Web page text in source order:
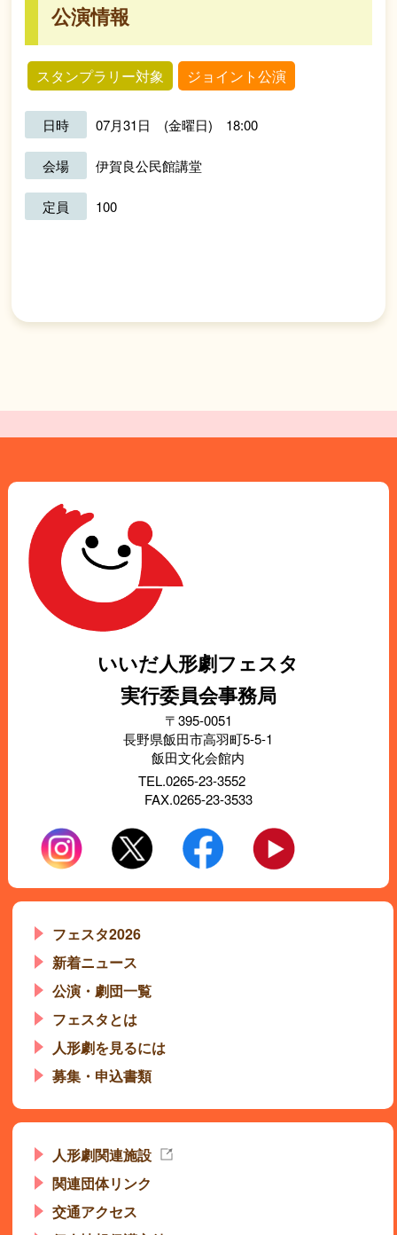
公演情報
スタンプラリー対象 ジョイント公演
日時 07月31日 (金曜日) 18:00
会場 伊賀良公民館講堂
定員 100
いいだ人形劇フェスタ
実行委員会事務局
〒395-0051
長野県飯田市高羽町5-5-1
飯田文化会館内
TEL.0265-23-3552
FAX.0265-23-3533
フェスタ2026
新着ニュース
公演・劇団一覧
フェスタとは
人形劇を見るには
募集・申込書類
人形劇関連施設
関連団体リンク
交通アクセス